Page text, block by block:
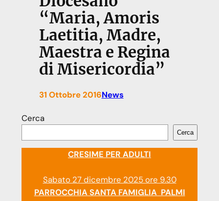
“Maria, Amoris
Laetitia, Madre,
Maestra e Regina
di Misericordia”
31 Ottobre 2016News
Cerca
Cerca
CRESIME PER ADULTI
Sabato 27 dicembre 2025 ore 9.30
PARROCCHIA SANTA FAMIGLIA PALMI